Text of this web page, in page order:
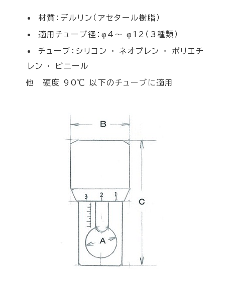
材質：デルリン（アセタール樹脂）
適用チューブ径：φ4～ φ12（3種類）
チューブ：シリコン ・ ネオプレン ・ ポリエチ
レン ・ ビニール
他 硬度 90℃ 以下のチューブに適用